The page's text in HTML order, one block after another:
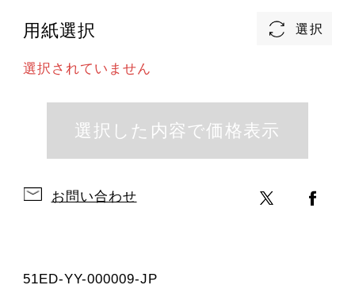
用紙選択
選択されていません
お問い合わせ
51ED-YY-000009-JP